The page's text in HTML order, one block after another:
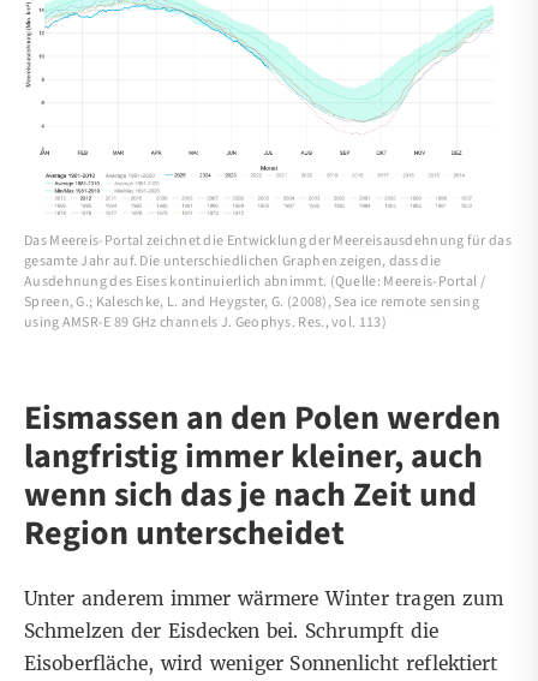
Das Meereis-Portal zeichnet die Entwicklung der Meereisausdehnung für das
gesamte Jahr auf. Die unterschiedlichen Graphen zeigen, dass die
Ausdehnung des Eises kontinuierlich abnimmt. (Quelle: Meereis-Portal /
Spreen, G.; Kaleschke, L. and Heygster, G. (2008), Sea ice remote sensing
using AMSR-E 89 GHz channels J. Geophys. Res., vol. 113)
Eismassen an den Polen werden
langfristig immer kleiner, auch
wenn sich das je nach Zeit und
Region unterscheidet
Unter anderem immer wärmere Winter tragen zum
Schmelzen der Eisdecken bei. Schrumpft die
Eisoberfläche, wird weniger Sonnenlicht reflektiert